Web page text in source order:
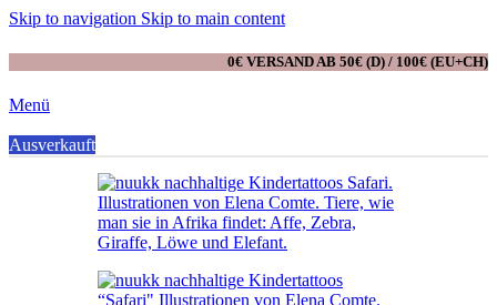
Skip to navigation Skip to main content
0€ VERSAND AB 50€ (D) / 100€ (EU+CH)
Menü
0Artikel
Ausverkauft